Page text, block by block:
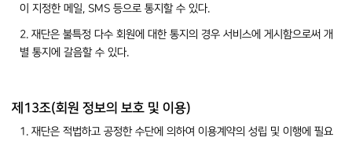
이 지정한 메일, SMS 등으로 통지할 수 있다.
2. 재단은 불특정 다수 회원에 대한 통지의 경우 서비스에 게시함으로써 개
별 통지에 갈음할 수 있다.
제13조(회원 정보의 보호 및 이용)
1. 재단은 적법하고 공정한 수단에 의하여 이용계약의 성립 및 이행에 필요